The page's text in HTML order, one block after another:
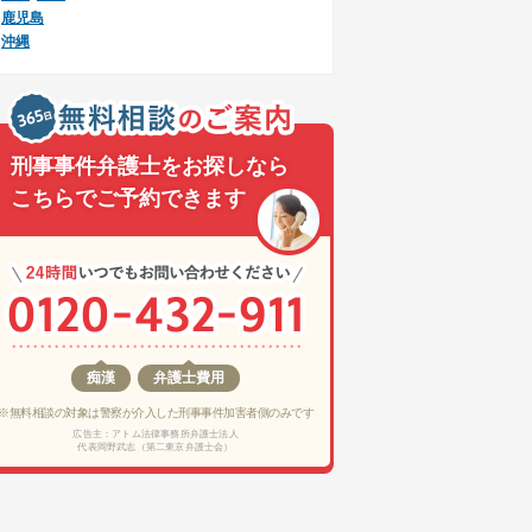
鹿児島
沖縄
刑事事件弁護士をお探しなら
こちらでご予約できます
痴漢 弁護士費用
無料相談の対象は警察が介入した刑事事件加害者側のみです
広告主：アトム法律事務所弁護士法人
代表岡野武志（第二東京弁護士会）